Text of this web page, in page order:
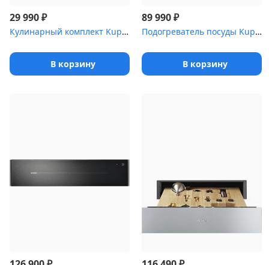
29 990₽
Кулинарный комплект Kuppersbusch ZB 8030
В корзину
89 990₽
Подогреватель посуды Kuppersbusch CSW 6800.0 S черный
В корзину